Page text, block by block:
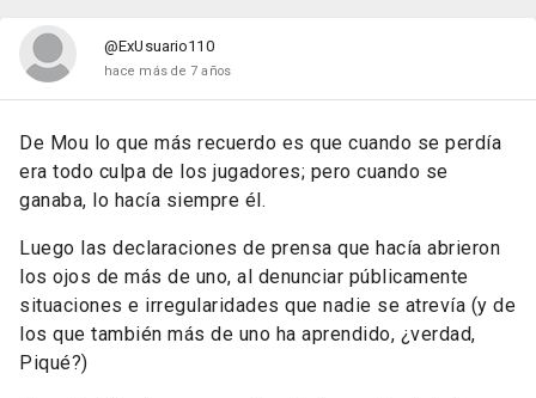
@ExUsuario110
hace más de 7 años
De Mou lo que más recuerdo es que cuando se perdía
era todo culpa de los jugadores; pero cuando se
ganaba, lo hacía siempre él.
Luego las declaraciones de prensa que hacía abrieron
los ojos de más de uno, al denunciar públicamente
situaciones e irregularidades que nadie se atrevía (y de
los que también más de uno ha aprendido, ¿verdad,
Piqué?)